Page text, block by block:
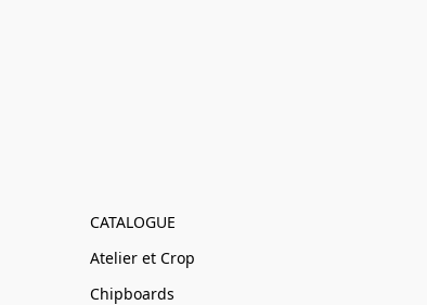
CATALOGUE
Atelier et Crop
Chipboards